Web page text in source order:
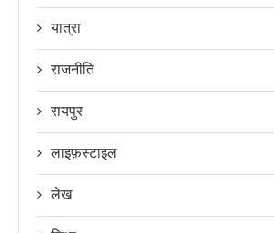
यात्रा
राजनीति
रायपुर
लाइफ़स्टाइल
लेख